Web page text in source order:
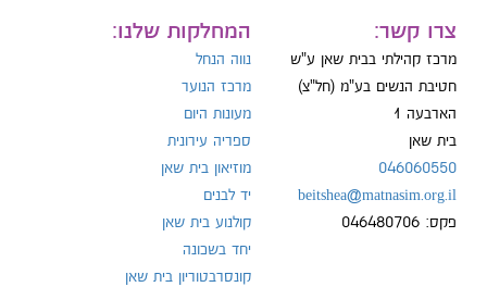
צרו קשר:
מרכז קהילתי בבית שאן ע"ש
חטיבת הנשים בע"מ (חל"צ)
הארבעה 1
בית שאן
046060550
beitshea@matnasim.org.il
פקס: 046480706
המחלקות שלנו:
נווה הנחל
מרכז הנוער
מעונות היום
ספריה עירונית
מוזיאון בית שאן
יד לבנים
קולנוע בית שאן
יחד בשכונה
קונסרבטוריון בית שאן